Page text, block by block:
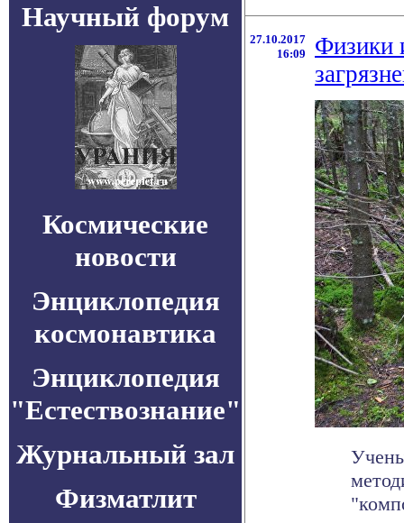
Научный форум
Космические
новости
Энциклопедия
космонавтика
Энциклопедия
"Естествознание"
Журнальный зал
Физматлит
27.10.2017
16:09
Физики